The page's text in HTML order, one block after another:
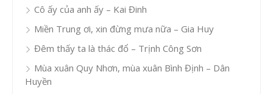
Cô ấy của anh ấy – Kai Đinh
Miền Trung ơi, xin đừng mưa nữa – Gia Huy
Đêm thấy ta là thác đổ – Trịnh Công Sơn
Mùa xuân Quy Nhơn, mùa xuân Bình Định – Dân
Huyền